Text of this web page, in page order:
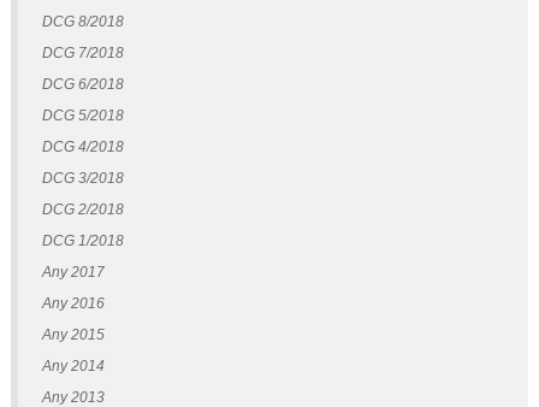
DCG 8/2018
DCG 7/2018
DCG 6/2018
DCG 5/2018
DCG 4/2018
DCG 3/2018
DCG 2/2018
DCG 1/2018
Any 2017
Any 2016
Any 2015
Any 2014
Any 2013